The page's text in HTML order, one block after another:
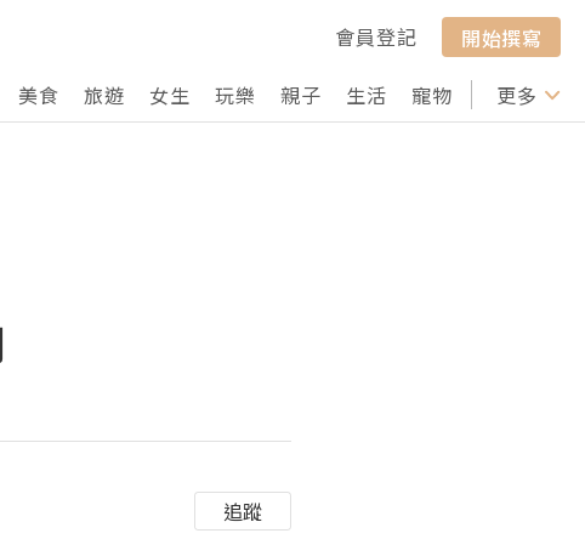
會員登記
開始撰寫
美食 旅遊 女生 玩樂 親子 生活 寵物 行山 打卡
更多
追蹤